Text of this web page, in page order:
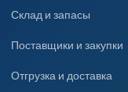
Склад и запасы
Поставщики и закупки
Отгрузка и доставка